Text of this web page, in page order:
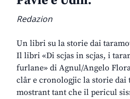
Redazion
Un libri su la storie dai
Il libri «Di scjas in scjas, i
furlane» di Agnul/Angelo
clâr e cronologjic la storie dai
mostrant tant che il pericul